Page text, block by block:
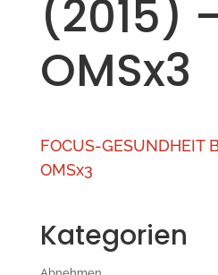
(2015)
OMSx3
FOCUS-GESUNDHEIT
OMSx3
Kategorien